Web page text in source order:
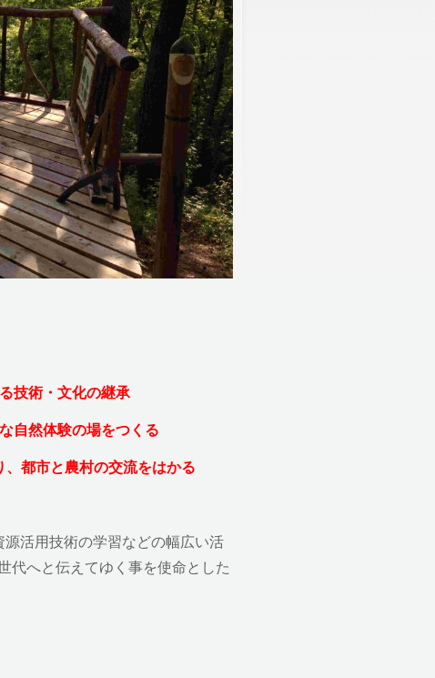
技術・文化の継承
然体験の場をつくる
都市と農村の交流をはかる
活用技術の学習などの幅広い活
代へと伝えてゆく事を使命とした